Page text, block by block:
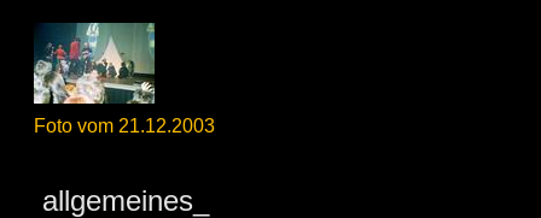
Foto vom 21.12.2003
allgemeines_